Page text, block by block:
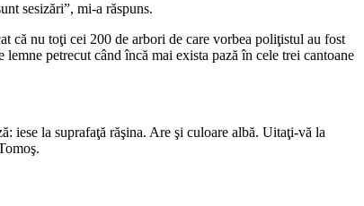
sesizări”, mi-a răspuns.
că nu toţi cei 200 de arbori de care vorbea poliţistul au fost
petrecut când încă mai exista pază în cele trei cantoane
iese la suprafaţă răşina. Are şi culoare albă. Uitaţi-vă la